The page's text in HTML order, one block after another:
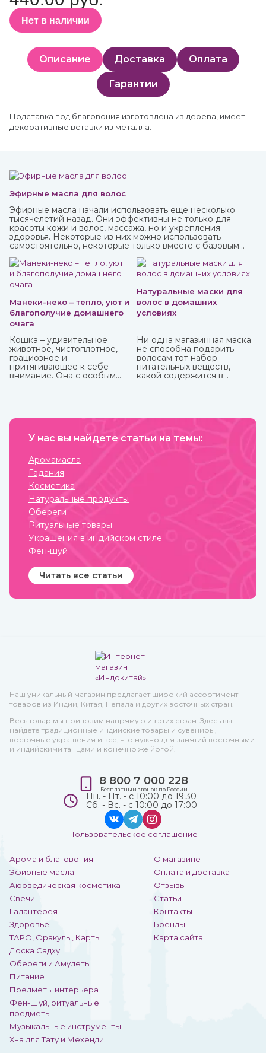
Нет в наличии
Описание Доставка Оплата
Гарантии
Подставка под благовония изготовлена из дерева, имеет
декоративные вставки из металла.
Эфирные масла для волос
Эфирные масла начали использовать еще несколько
тысячелетий назад. Они эффективны не только для
красоты кожи и волос, массажа, но и укрепления
здоровья. Некоторые из них можно использовать
самостоятельно, некоторые только вместе с базовым
любые эфирные масла в интернет-магазине ИндоКитай.
Манеки-неко – тепло, уют и
благополучие домашнего
очага
Кошка – удивительное
животное, чистоплотное,
грациозное и
притягивающее к себе
внимание. Она с особым
Натуральные маски для
волос в домашних
условиях
Ни одна магазинная маска
не способна подарить
волосам тот набор
питательных веществ,
какой содержится в
напитают, увлажнят и
У нас вы найдете статьи на темы:
Аромамасла
Гадания
Косметика
Натуральные продукты
Обереги
Ритуальные товары
Украшения в индийском стиле
Фен-шуй
Читать все статьи
Наш уникальный магазин предлагает широкий ассортимент
товаров из Индии, Китая, Непала и других восточных стран.
Весь товар мы привозим напрямую из этих стран. Здесь вы
найдете традиционные индийские товары и сувениры,
восточные украшения и все, что нужно для занятий восточными
и индийскими танцами и конечно же йогой.
Арома и благовония
Эфирные масла
Аюрведическая косметика
Свечи
Галантерея
Здоровье
ТАРО, Оракулы, Карты
Доска Садху
Обереги и Амулеты
Питание
Предметы интерьера
Фен-Шуй, ритуальные
предметы
Музыкальные инструменты
Хна для Тату и Мехенди
О магазине
Оплата и доставка
Отзывы
Статьи
Контакты
Бренды
Карта сайта
8 800 7 000 228
Бесплатный звонок по России
Пн. - Пт. - с 10:00 до 19:30
Сб. - Вс. - с 10:00 до 17:00
Пользовательское соглашение